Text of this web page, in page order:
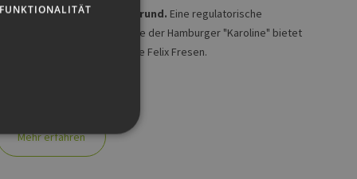
Der regulatorische Hintergrund. Eine regulatorische
Einordnung zur Inbetriebnahme der Hamburger "Karoline" bietet
EEHH-Sektorkoppungs-Experte Felix Fresen.
Mehr erfahren
FUNKTIONALITÄT